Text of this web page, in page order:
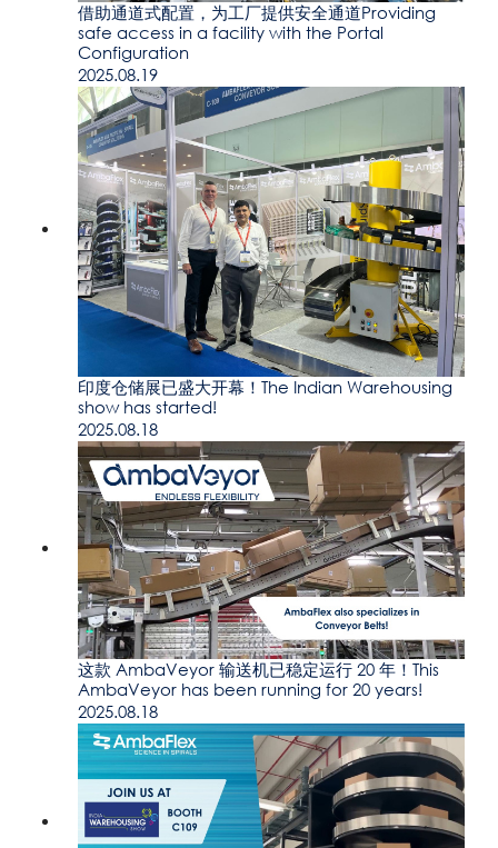
借助通道式配置，为工厂提供安全通道Providing
safe access in a facility with the Portal
Configuration
2025.08.19
印度仓储展已盛大开幕！The Indian Warehousing
show has started!
2025.08.18
这款 AmbaVeyor 输送机已稳定运行 20 年！This
AmbaVeyor has been running for 20 years!
2025.08.18